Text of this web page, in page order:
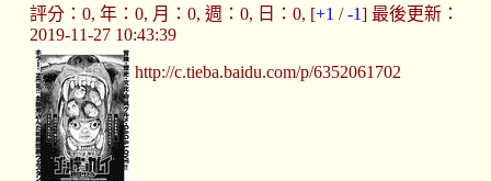
評分：0, 年：0, 月：0, 週：0, 日：0, [+1 /-1] 最後更新：
2019-11-27 10:43:39
http://c.tieba.baidu.com/p/6352061702